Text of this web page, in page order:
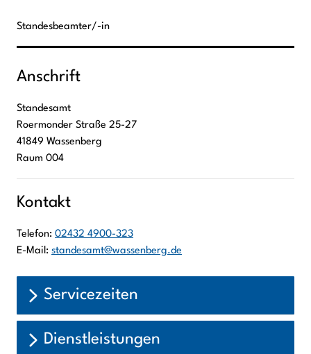
Standesbeamter/-in
Anschrift
Standesamt
Roermonder Straße 25-27
41849 Wassenberg
Raum 004
Kontakt
Telefon: 02432 4900-323
E-Mail: standesamt@wassenberg.de
Servicezeiten
Dienstleistungen